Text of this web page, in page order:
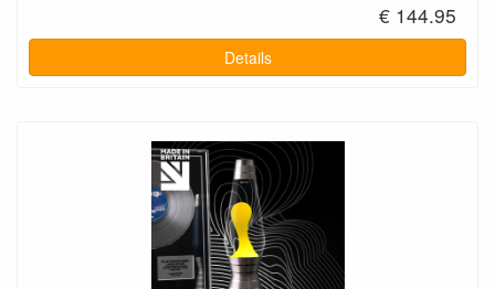
€ 144.95
Details